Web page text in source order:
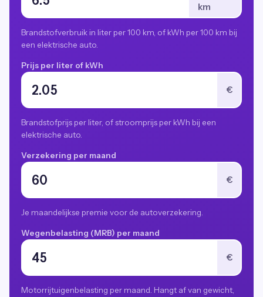
km
Brandstofverbruik in liter per 100 km, of kWh per 100 km bij
een elektrische auto.
Prijs per liter of kWh
€
Brandstofprijs per liter, of stroomprijs per kWh bij een
elektrische auto.
Verzekering per maand
€
Je maandelijkse premie voor de autoverzekering.
Wegenbelasting (MRB) per maand
€
Motorrijtuigenbelasting per maand. Hangt af van gewicht,